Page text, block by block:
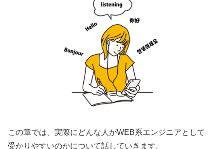
この章では、実際にどんな人がWEB系エンジニアとして
受かりやすいのかについて話していきます。